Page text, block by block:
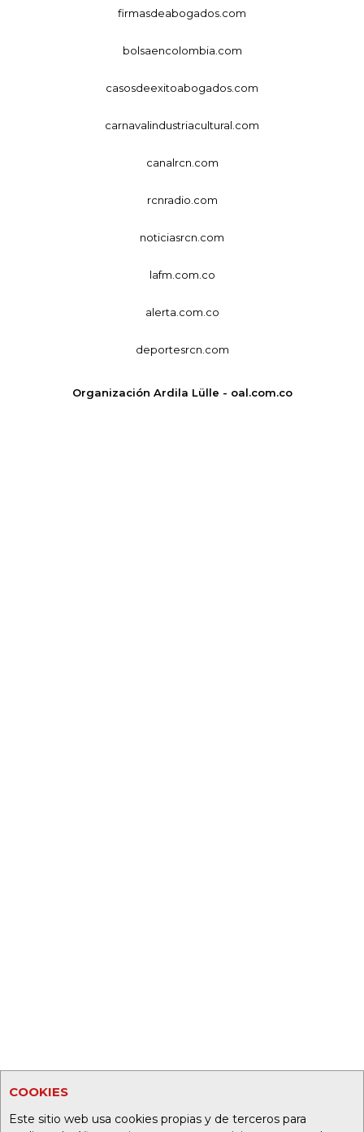
COOKIES
Este sitio web usa cookies propias y de terceros para
firmasdeabogados.com
bolsaencolombia.com
casosdeexitoabogados.com
carnavalindustriacultural.com
canalrcn.com
rcnradio.com
noticiasrcn.com
lafm.com.co
alerta.com.co
deportesrcn.com
Organización Ardila Lülle - oal.com.co